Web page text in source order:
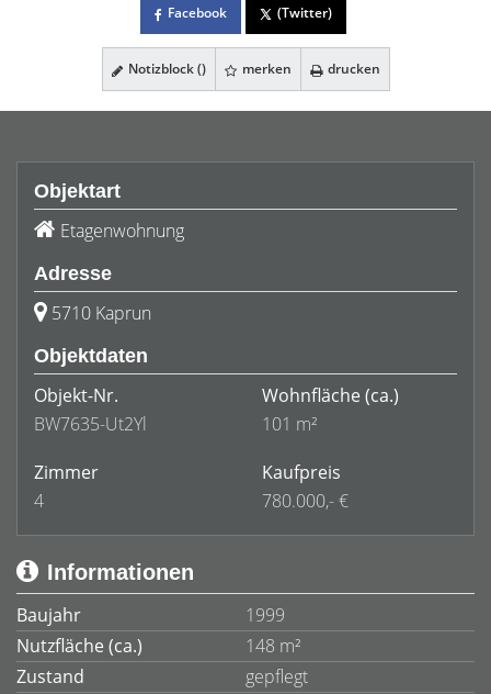
Facebook (Twitter)
Notizblock () merken drucken
Objektart
Etagenwohnung
Adresse
5710 Kaprun
Objektdaten
Objekt-Nr.
BW7635-Ut2Yl
Wohnfläche (ca.)
101 m²
Zimmer
4
Kaufpreis
780.000,- €
Informationen
Baujahr
1999
Nutzfläche (ca.)
148 m²
Zustand
gepflegt